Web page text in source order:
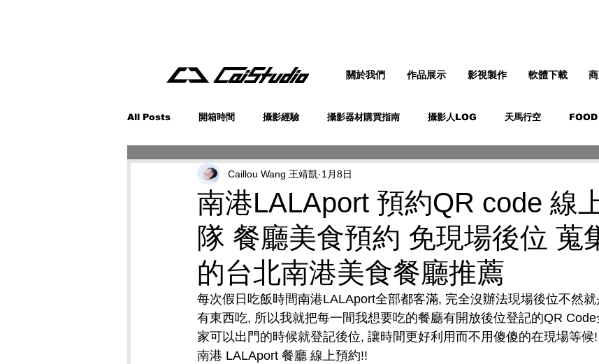
All Posts 開箱時間 攝影經驗 攝影器材購買指南 攝影人LOG 天馬行空 FOOD
南港LALAport 預約QR code 線
隊 餐廳美食預約 免現場後位 蒐
的台北南港美食餐廳推薦
Caillou Wang 王靖凱 1月8日
每次假日吃飯時間南港LALAport全部都客滿, 完全沒辦法現場後位不然
有東西吃, 所以我就把每一間我想要吃的餐廳有開放後位登記的QR
家可以出門的時候就登記後位, 讓時間更好利用而不用傻傻的在現場等候!
南港 LALAport 餐廳 線上預約!!
關於我們 作品展示 影視製作 軟體下載